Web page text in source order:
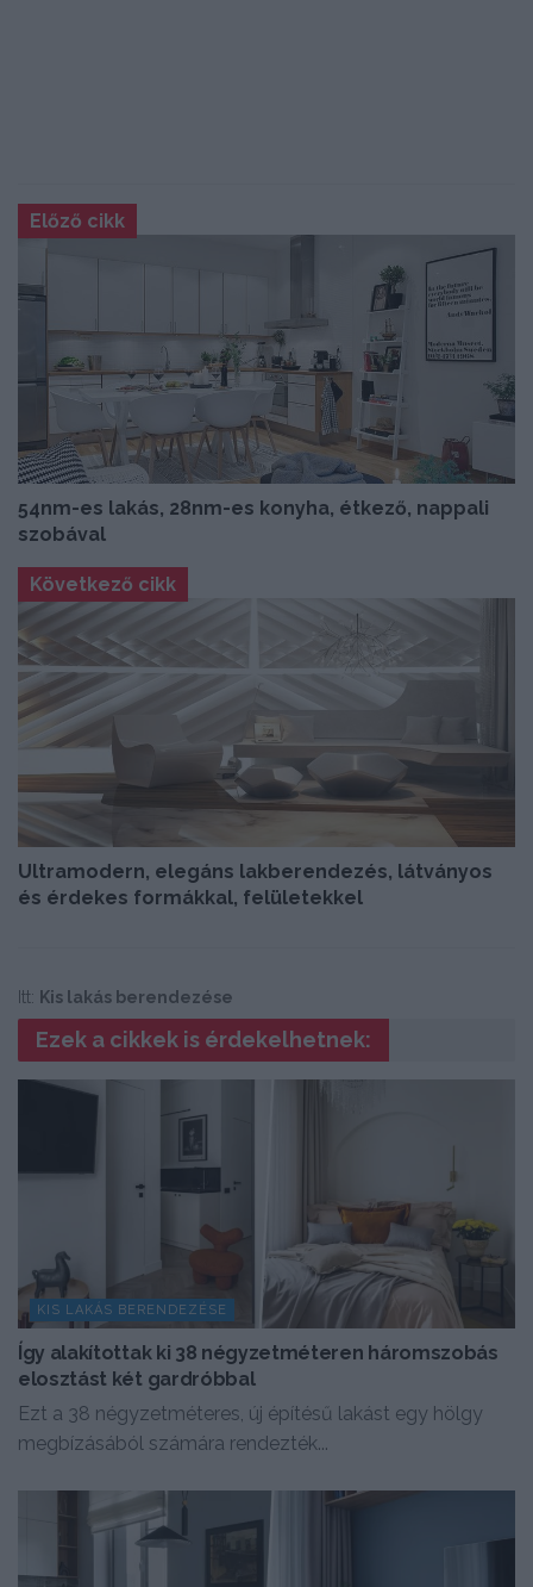
Előző cikk
54nm-es lakás, 28nm-es konyha, étkező, nappali
szobával
Következő cikk
Ultramodern, elegáns lakberendezés, látványos
és érdekes formákkal, felületekkel
Itt: Kis lakás berendezése
Ezek a cikkek is érdekelhetnek:
KIS LAKÁS BERENDEZÉSE
Így alakítottak ki 38 négyzetméteren háromszobás
elosztást két gardróbbal
Ezt a 38 négyzetméteres, új építésű lakást egy hölgy
megbízásából számára rendezték...